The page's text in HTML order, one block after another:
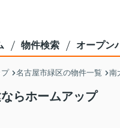
物件検索 オープン
名古屋市緑区の物件一覧 南
らホームアップ